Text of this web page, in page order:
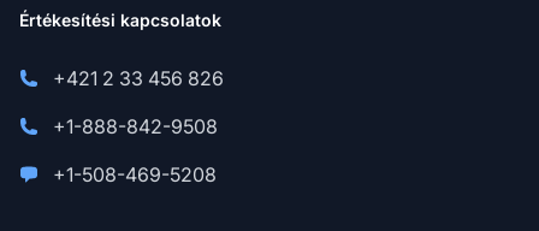
Értékesítési kapcsolatok
+421 2 33 456 826
+1-888-842-9508
+1-508-469-5208